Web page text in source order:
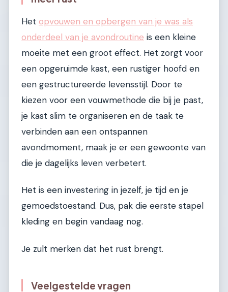
Het opvouwen en opbergen van je was als
onderdeel van je avondroutine is een kleine
moeite met een groot effect. Het zorgt voor
een opgeruimde kast, een rustiger hoofd en
een gestructureerde levensstijl. Door te
kiezen voor een vouwmethode die bij je past,
je kast slim te organiseren en de taak te
verbinden aan een ontspannen
avondmoment, maak je er een gewoonte van
die je dagelijks leven verbetert.
Het is een investering in jezelf, je tijd en je
gemoedstoestand. Dus, pak die eerste stapel
kleding en begin vandaag nog.
Je zult merken dat het rust brengt.
Veelgestelde vragen